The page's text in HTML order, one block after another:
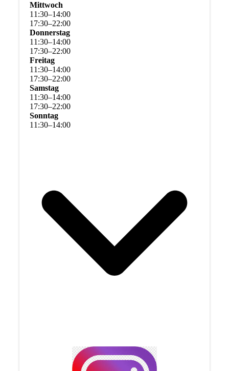
Mittwoch
11 :30–14:00
17:30–22:00
Donnerstag
11 :30–14:00
17:30–22:00
Freitag
11 :30–14:00
17:30–22:00
Samstag
11 :30–14:00
17:30–22:00
Sonntag
11 :30–14:00